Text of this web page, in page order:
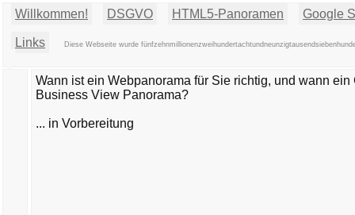
Willkommen! DSGVO HTML5-Panoramen Google
Links Diese Webseite wurde
Wann ist ein Webpanorama für Sie richtig, und wann ein
Business View Panorama?
... in Vorbereitung